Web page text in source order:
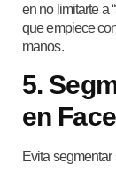
en no limitarte a
que empiece
manos.
5.
en
Evita